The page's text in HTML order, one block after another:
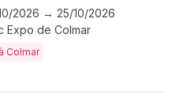
2026 → 25/10/2026
Expo de Colmar
Colmar